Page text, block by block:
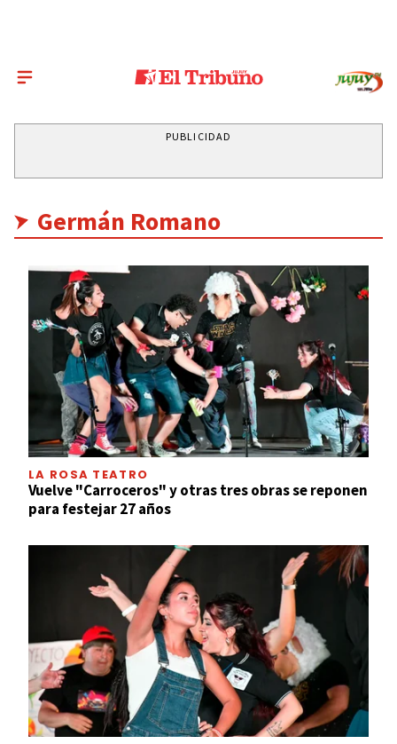
PUBLICIDAD
Germán Romano
LA ROSA TEATRO
Vuelve "Carroceros" y otras tres obras se reponen
para festejar 27 años